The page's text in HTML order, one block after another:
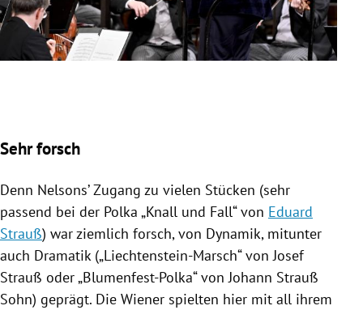
Sehr forsch
Denn Nelsons’ Zugang zu vielen Stücken (sehr
passend bei der Polka „Knall und Fall“ von Eduard
Strauß) war ziemlich forsch, von Dynamik, mitunter
auch Dramatik („Liechtenstein-Marsch“ vonJosef
Strauß oder „Blumenfest-Polka“ vonJohann Strauß
Sohn) geprägt. Die Wiener spielten hier mit all ihrem